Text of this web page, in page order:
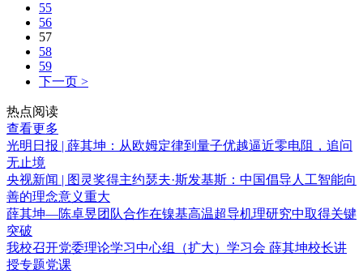
55
56
57
58
59
下一页 >
热点阅读
查看更多
光明日报 | 薛其坤：从欧姆定律到量子优越逼近零电阻，追问
无止境
央视新闻 | 图灵奖得主约瑟夫·斯发基斯：中国倡导人工智能向
善的理念意义重大
薛其坤—陈卓昱团队合作在镍基高温超导机理研究中取得关键
突破
我校召开党委理论学习中心组（扩大）学习会 薛其坤校长讲
授专题党课